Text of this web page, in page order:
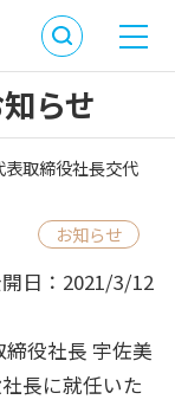
らせ
表取締役社長交代
お知らせ
日：2021/3/12
締役社長 宇佐美
長に就任いた